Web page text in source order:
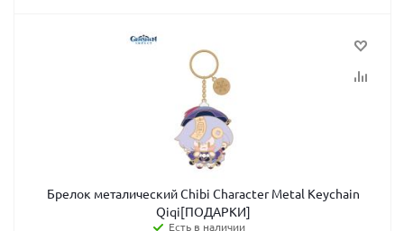
Брелок металический Chibi Character Metal Keychain
Qiqi[ПОДАРКИ]
Есть в наличии